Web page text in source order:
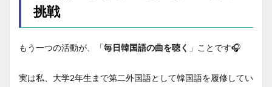
挑戦
もう一つの活動が、「毎日韓国語の曲を聴く 」ことです🎧
実は私、大学2年生まで第二外国語として韓国語を履修してい